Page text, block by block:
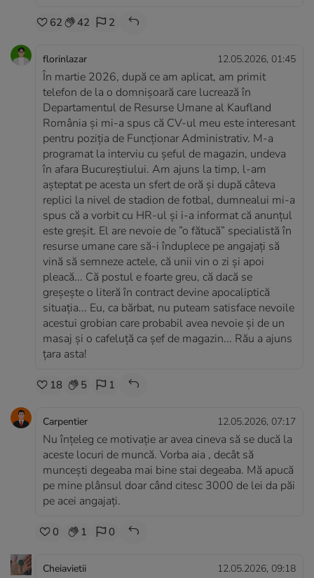
62 42 2
florinlazar 12.05.2026, 01:45
În martie 2026, după ce am aplicat, am primit
telefon de la o domnișoară care lucrează în
Departamentul de Resurse Umane al Kaufland
România și mi-a spus că CV-ul meu este interesant
pentru poziția de Funcționar Administrativ. M-a
programat la interviu cu șeful de magazin, undeva
în afara Bucureștiului. Am ajuns la timp, l-am
așteptat pe acesta un sfert de oră și după câteva
replici la nivel de stadion de fotbal, dumnealui mi-a
spus că a vorbit cu HR-ul și i-a informat că anunțul
este greșit. El are nevoie de ”o fătucă” specialistă în
resurse umane care să-i înduplece pe angajați să
vină să semneze actele, că unii vin o zi și apoi
pleacă... Că postul e foarte greu, că dacă se
greșește o literă în contract devine apocaliptică
situația... Eu, ca bărbat, nu puteam satisface nevoile
acestui grobian care probabil avea nevoie și de un
masaj și o cafeluță ca șef de magazin... Rău a ajuns
țara asta!
18 5 1
Carpentier 12.05.2026, 07:17
Nu înțeleg ce motivație ar avea cineva să se ducă la
aceste locuri de muncă. Vorba aia , decât să
muncești degeaba mai bine stai degeaba. Mă apucă
pe mine plânsul doar când citesc 3000 de lei da păi
pe acei angajați.
0 1 0
Cheiavietii 12.05.2026, 09:18